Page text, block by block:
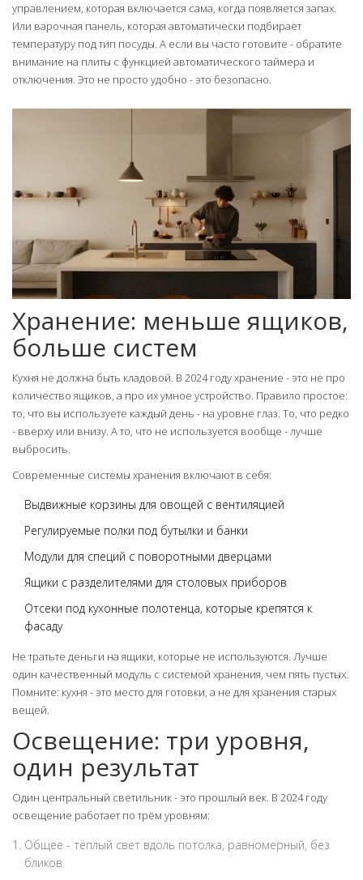
управлением, которая включается сама, когда появляется запах.
Или варочная панель, которая автоматически подбирает
температуру под тип посуды. А если вы часто готовите - обратите
внимание на плиты с функцией автоматического таймера и
отключения. Это не просто удобно - это безопасно.
Хранение: меньше ящиков,
больше систем
Кухня не должна быть кладовой. В 2024 году хранение - это не про
количество ящиков, а про их умное устройство. Правило простое:
то, что вы используете каждый день - на уровне глаз. То, что редко
- вверху или внизу. А то, что не используется вообще - лучше
выбросить.
Современные системы хранения включают в себя:
Выдвижные корзины для овощей с вентиляцией
Регулируемые полки под бутылки и банки
Модули для специй с поворотными дверцами
Ящики с разделителями для столовых приборов
Отсеки под кухонные полотенца, которые крепятся к
фасаду
Не тратьте деньги на ящики, которые не используются. Лучше
один качественный модуль с системой хранения, чем пять пустых.
Помните: кухня - это место для готовки, а не для хранения старых
вещей.
Освещение: три уровня,
один результат
Один центральный светильник - это прошлый век. В 2024 году
освещение работает по трём уровням:
Общее - тёплый свет вдоль потолка, равномерный, без
бликов